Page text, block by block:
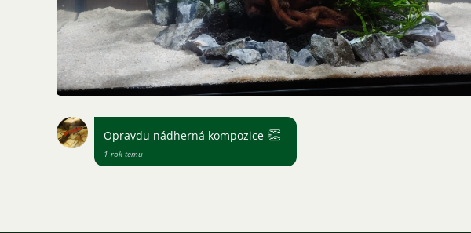
Opravdu nádherná kompozice 👏
1 rok temu